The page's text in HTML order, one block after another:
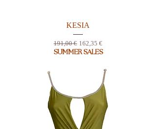
KESIA
Prix original
191,00 € Prix promotionnel
162,35 €
SUMMER SALES